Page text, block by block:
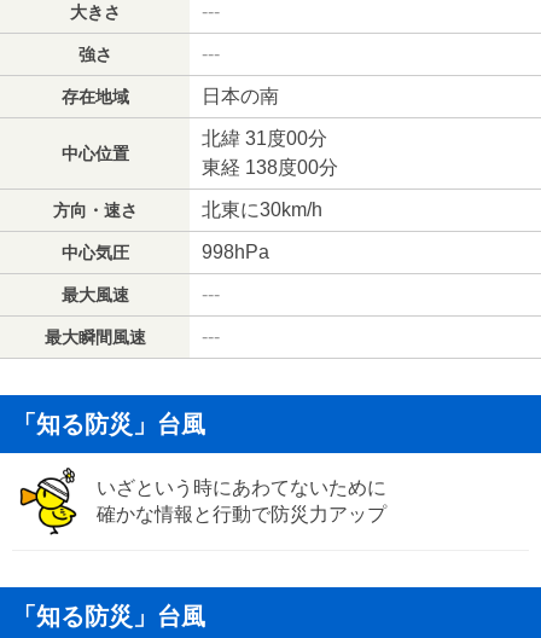
大きさ ---
強さ ---
存在地域 日本の南
中心位置
北緯 31度00分
東経 138度00分
方向・速さ 北東に30km/h
中心気圧 998hPa
最大風速 ---
最大瞬間風速 ---
「知る防災」台風
いざという時にあわてないために
確かな情報と行動で防災力アップ
「知る防災」台風